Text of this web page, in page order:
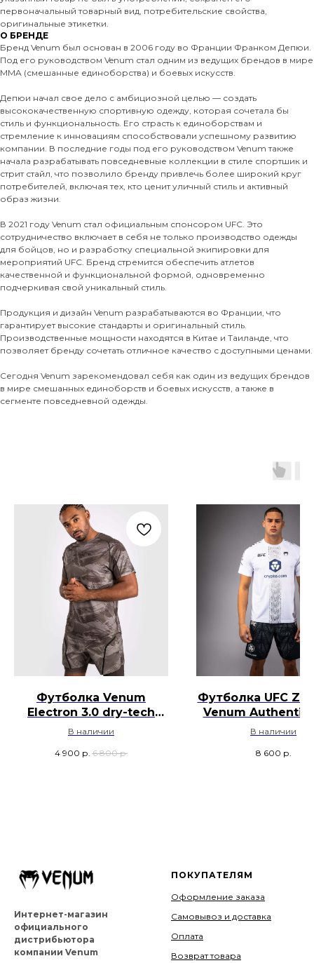
первоначальный товарный вид, потребительские свойства,
оригинальные этикетки.
О БРЕНДЕ
Бренд Venum был основан в 2006 году во Франции Франком Депюи.
Под его руководством Venum стал одним из ведущих брендов в мире
MMA (смешанные единоборства) и боевых искусств.
Депюи начал свое дело с амбициозной целью — создать
высококачественную спортивную одежду, которая сочетала бы
стиль и функциональность. Его страсть к единоборствам и
стремление к инновациям способствовали успешному развитию
компании. В последние годы под его руководством Venum также
начала разрабатывать повседневные коллекции в стиле спортшик и
стрит стайл, что позволило бренду привлечь более широкий круг
потребителей, включая тех, кто ценит уличный стиль и активный
образ жизни.
В 2021 году Venum стал официальным спонсором UFC. Это
сотрудничество включает в себя не только производство одежды
для бойцов, но и разработку специальной экипировки для
мероприятий UFC. Бренд стремится обеспечить атлетов
качественной и функциональной формой, одновременно
подчеркивая свой уникальный стиль.
Продукция и дизайн Venum разрабатываются во Франции, что
гарантирует высокие стандарты и оригинальный стиль.
Производственные мощности находятся в Китае и Таиланде, что
позволяет бренду сочетать отличное качество с доступными ценами.
Сегодня Venum зарекомендовал себя как один из ведущих брендов
в мире смешанных единоборств и боевых искусств, а также в
сегменте повседневной одежды.
Футболка Venum
Electron 3.0 dry-tech
для тренировок - Песок
В наличии
4 900 р. 6 800 р.
Футболка UFC
Venum Authentic
Night -
В наличии
8 600 р.
Интернет-магазин
официального
дистрибьютора
компании Venum
ПОКУПАТЕЛЯМ
Оформление заказа
Самовывоз и доставка
Оплата
Возврат товара